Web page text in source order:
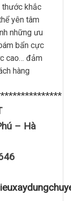
thước khắc
yên tâm
những ưu
bẩn cực
cao… đảm
hàng
– Hà